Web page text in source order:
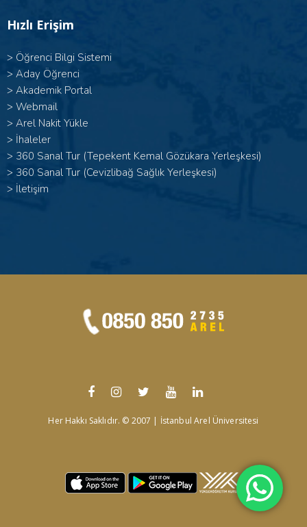
Hızlı Erişim
> Öğrenci Bilgi Sistemi
> Aday Öğrenci
> Akademik Portal
> Webmail
> Arel Nakit Yükle
> İhaleler
> 360 Sanal Tur (Tepekent Kemal Gözükara Yerleşkesi)
> 360 Sanal Tur (Cevizlibağ Sağlık Yerleşkesi)
> İletişim
Her Hakkı Saklıdır. © 2007 | İstanbul Arel Üniversitesi